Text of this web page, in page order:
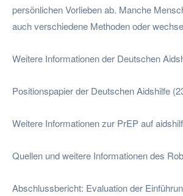
persönlichen Vorlieben ab. Manche
auch verschiedene Methoden oder
Weitere Informationen der Deutschen
Positionspapier der Deutschen Aidshilfe
Weitere Informationen zur PrEP auf
Quellen und weitere Informationen des
Abschlussbericht: Evaluation der